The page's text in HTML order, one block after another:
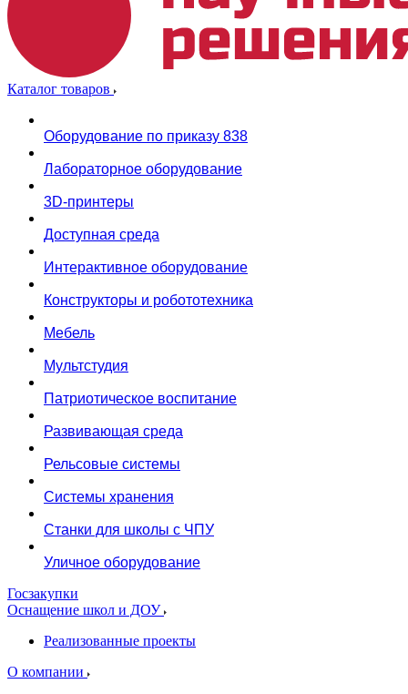
Каталог товаров
Оборудование по приказу 838
Лабораторное оборудование
3D-принтеры
Доступная среда
Интерактивное оборудование
Конструкторы и робототехника
Мебель
Мультстудия
Патриотическое воспитание
Развивающая среда
Рельсовые системы
Системы хранения
Станки для школы с ЧПУ
Уличное оборудование
Госзакупки
Оснащение школ и ДОУ
Реализованные проекты
О компании